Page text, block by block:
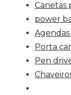
Canetas
power
Porta
Pen